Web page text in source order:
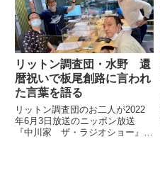
リットン調査団・水野 還
暦祝いで板尾創路に言われ
た言葉を語る
リットン調査団のお二人が2022
年6月3日放送のニッポン放送
『中川家 ザ・ラジオショー』に